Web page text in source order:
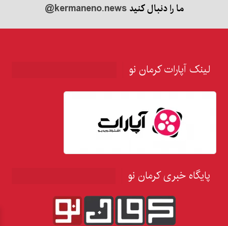
ما را دنبال کنید@kermaneno.news
لینک آپارات کرمان نو
پایگاه خبری کرمان نو